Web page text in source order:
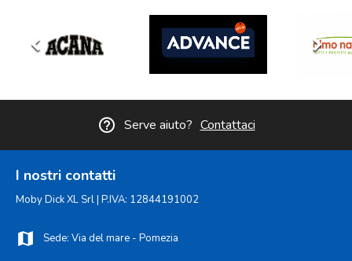
keyboard_arrow_left keyboard_arrow_right
help_outline Serve aiuto? Contattaci
I nostri contatti
Moby Dick XL Srl | P.IVA: 12844191002
map Sede: Via del mare - Pomezia